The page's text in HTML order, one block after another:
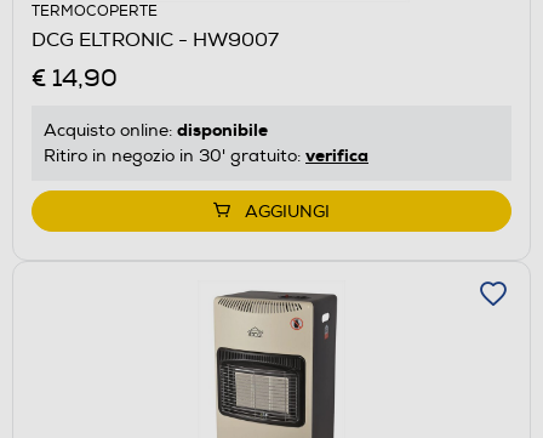
TERMOCOPERTE
DCG ELTRONIC - HW9007
€ 14,90
Acquisto online: disponibile
Ritiro in negozio in 30' gratuito: verifica
AGGIUNGI